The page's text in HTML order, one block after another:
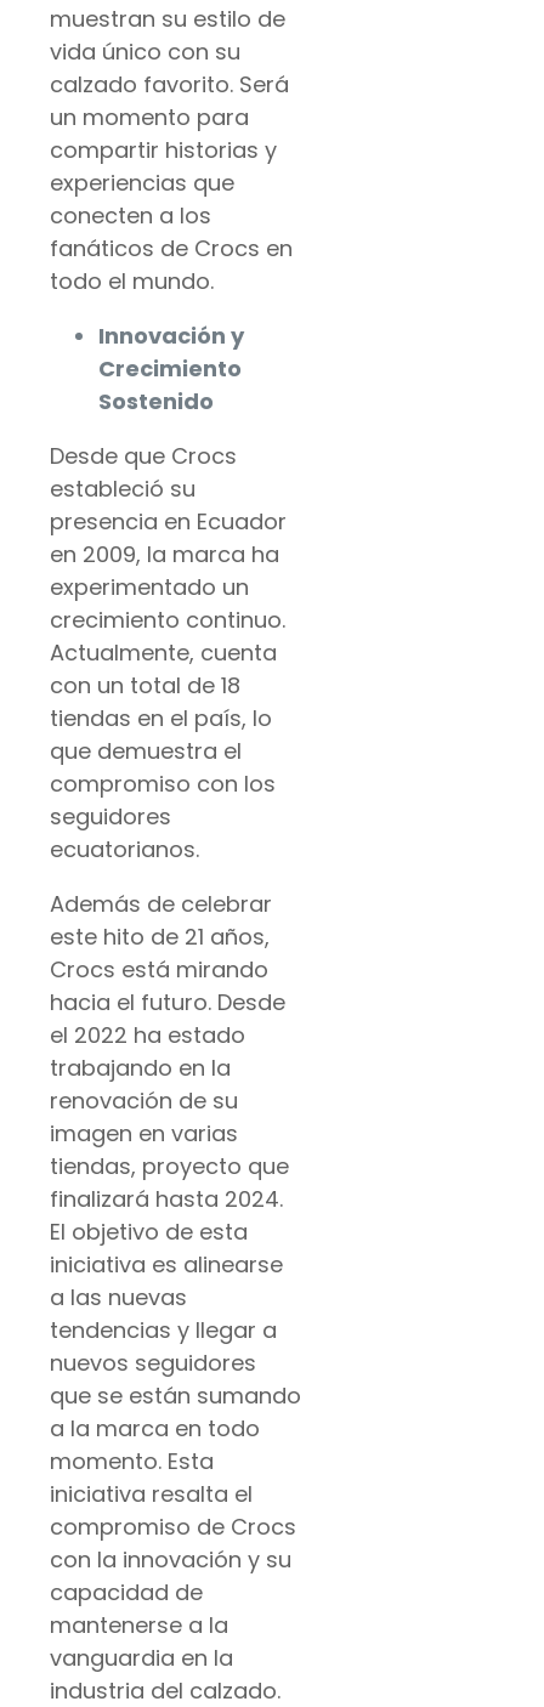
muestran su estilo de
vida único con su
calzado favorito. Será
un momento para
compartir historias y
experiencias que
conecten a los
fanáticos de Crocs en
todo el mundo.
Innovación y
Crecimiento
Sostenido
Desde que Crocs
estableció su
presencia en Ecuador
en 2009, la marca ha
experimentado un
crecimiento continuo.
Actualmente, cuenta
con un total de 18
tiendas en el país, lo
que demuestra el
compromiso con los
seguidores
ecuatorianos.
Además de celebrar
este hito de 21 años,
Crocs está mirando
hacia el futuro. Desde
el 2022 ha estado
trabajando en la
renovación de su
imagen en varias
tiendas, proyecto que
finalizará hasta 2024.
El objetivo de esta
iniciativa es alinearse
a las nuevas
tendencias y llegar a
nuevos seguidores
que se están sumando
a la marca en todo
momento. Esta
iniciativa resalta el
compromiso de Crocs
con la innovación y su
capacidad de
mantenerse a la
vanguardia en la
industria del calzado.